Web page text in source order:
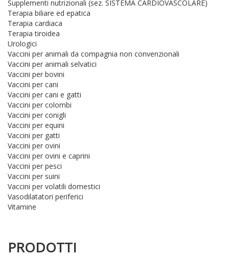
Supplementi nutrizionali (sez. SISTEMA CARDIOVASCOLARE)
Terapia biliare ed epatica
Terapia cardiaca
Terapia tiroidea
Urologici
Vaccini per animali da compagnia non convenzionali
Vaccini per animali selvatici
Vaccini per bovini
Vaccini per cani
Vaccini per cani e gatti
Vaccini per colombi
Vaccini per conigli
Vaccini per equini
Vaccini per gatti
Vaccini per ovini
Vaccini per ovini e caprini
Vaccini per pesci
Vaccini per suini
Vaccini per volatili domestici
Vasodilatatori periferici
Vitamine
PRODOTTI